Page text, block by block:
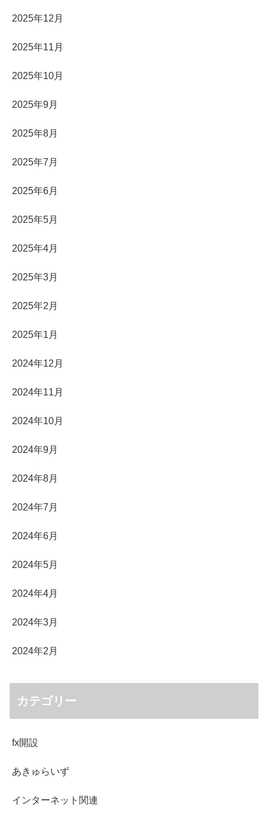
2025年12月
2025年11月
2025年10月
2025年9月
2025年8月
2025年7月
2025年6月
2025年5月
2025年4月
2025年3月
2025年2月
2025年1月
2024年12月
2024年11月
2024年10月
2024年9月
2024年8月
2024年7月
2024年6月
2024年5月
2024年4月
2024年3月
2024年2月
カテゴリー
fx開設
あきゅらいず
インターネット関連